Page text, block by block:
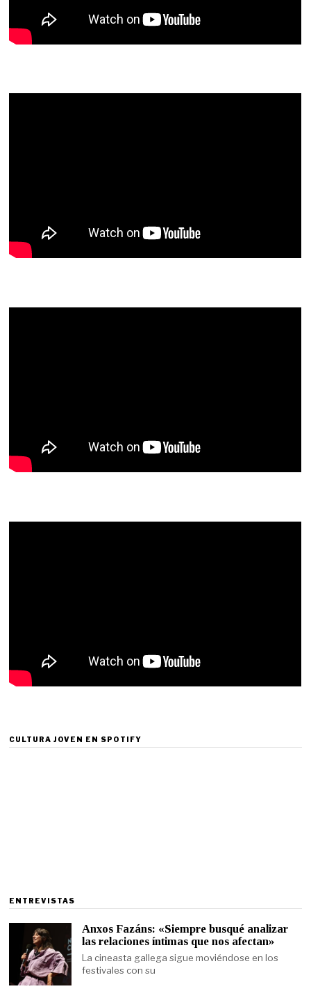
CULTURA JOVEN EN SPOTIFY
ENTREVISTAS
Anxos Fazáns: «Siempre busqué analizar
las relaciones íntimas que nos afectan»
La cineasta gallega sigue moviéndose en los
festivales con su